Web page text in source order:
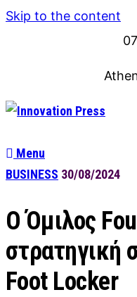
Skip to the content
Menu
BUSINESS 30/08/2024
O Όμιλος
στρατηγική
Foot Locker